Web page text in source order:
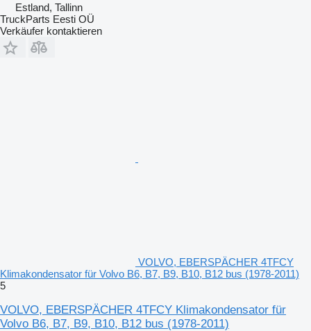
Estland, Tallinn
TruckParts Eesti OÜ
Verkäufer kontaktieren
VOLVO, EBERSPÄCHER 4TFCY
Klimakondensator für Volvo B6, B7, B9, B10, B12 bus (1978-2011)
5
VOLVO, EBERSPÄCHER 4TFCY Klimakondensator für
Volvo B6, B7, B9, B10, B12 bus (1978-2011)